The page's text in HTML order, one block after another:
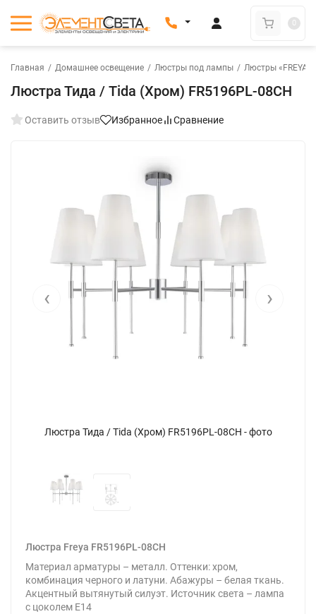
0
Главная / Домашнее освещение / Люстры под лампы / Люстры «FREYA»
Люстра Тида / Tida (Хром) FR5196PL-08CH
Оставить отзыв Избранное Сравнение
Люстра Тида / Tida (Хром) FR5196PL-08CH - фото
‹ ›
Люстра Freya FR5196PL-08CH
Материал арматуры – металл. Оттенки: хром,
комбинация черного и латуни. Абажуры – белая ткань.
Акцентный вытянутый силуэт. Источник света – лампа
с цоколем E14